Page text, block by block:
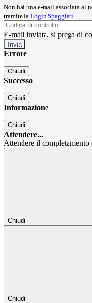
Non hai una e-mail associata al
tramite la Login Spaggiari
E-mail inviata, si prega di
Errore
Chiudi
Successo
Chiudi
Informazione
Chiudi
Attendere...
Attendere il completamento
Chiudi
Chiudi